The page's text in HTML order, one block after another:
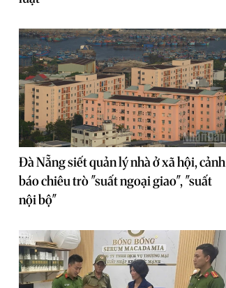
Đà Nẵng siết quản lý nhà ở xã hội, cảnh
báo chiêu trò "suất ngoại giao", "suất
nội bộ"